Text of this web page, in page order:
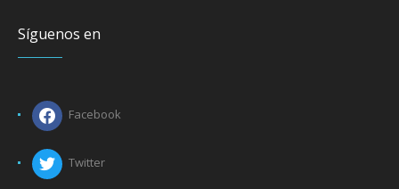
Síguenos en
Facebook
Twitter